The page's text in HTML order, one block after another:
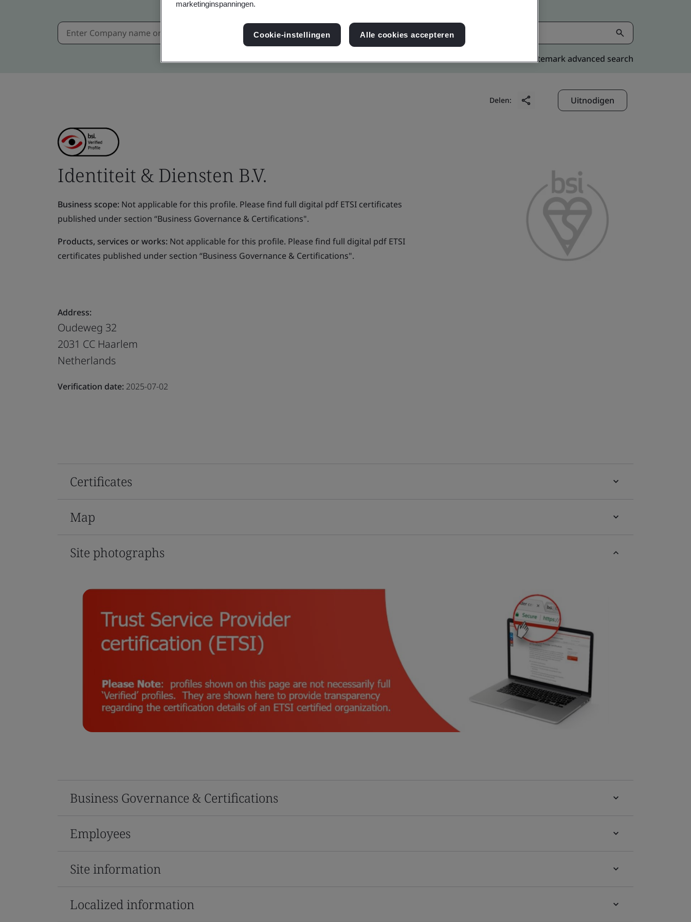
Kitemark advanced search
Delen: Uitnodigen
Identiteit & Diensten B.V.
Business scope: Not applicable for this profile. Please find full digital pdf ETSI certificates
published under section “Business Governance & Certifications".
Products, services or works: Not applicable for this profile. Please find full digital pdf ETSI
certificates published under section “Business Governance & Certifications".
Address:
Oudeweg 32
2031 CC Haarlem
Netherlands
Verification date: 2025-07-02
Certificates
Map
Site photographs
Business Governance & Certifications
Employees
Site information
Localized information
marketinginspanningen.
Cookie-instellingen Alle cookies accepteren